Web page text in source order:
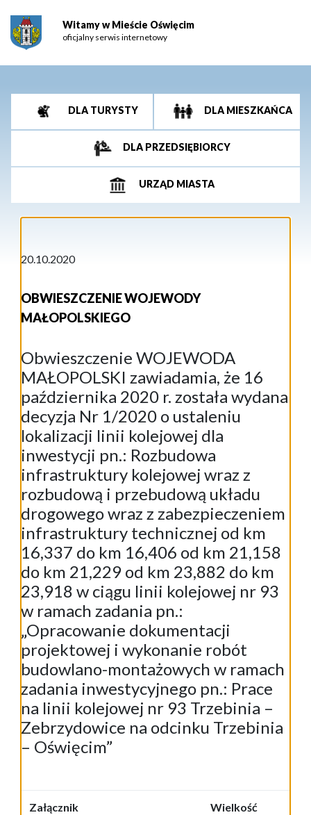
Witamy w Mieście Oświęcim
oficjalny serwis internetowy
DLA TURYSTY DLA MIESZKAŃCA
DLA PRZEDSIĘBIORCY
URZĄD MIASTA
20.10.2020
OBWIESZCZENIE WOJEWODY
MAŁOPOLSKIEGO
Obwieszczenie WOJEWODA
MAŁOPOLSKI zawiadamia, że 16
października 2020 r. została wydana
decyzja Nr 1/2020 o ustaleniu
lokalizacji linii kolejowej dla
inwestycji pn.: Rozbudowa
infrastruktury kolejowej wraz z
rozbudową i przebudową układu
drogowego wraz z zabezpieczeniem
infrastruktury technicznej od km
16,337 do km 16,406 od km 21,158
do km 21,229 od km 23,882 do km
23,918 w ciągu linii kolejowej nr 93
w ramach zadania pn.:
„Opracowanie dokumentacji
projektowej i wykonanie robót
budowlano-montażowych w ramach
zadania inwestycyjnego pn.: Prace
na linii kolejowej nr 93 Trzebinia –
Zebrzydowice na odcinku Trzebinia
– Oświęcim”
Załącznik Wielkość